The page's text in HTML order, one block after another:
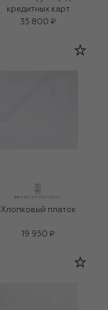
кредитных карт
35 800 ₽
Хлопковый платок
19 950 ₽